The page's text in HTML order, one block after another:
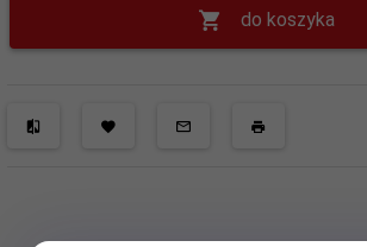
do koszyka